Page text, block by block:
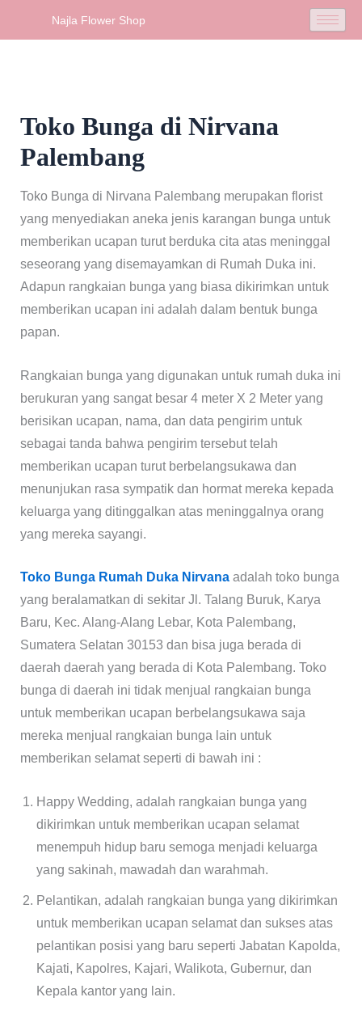
Najla Flower Shop
Toko Bunga di Nirvana
Palembang
Toko Bunga di Nirvana Palembang merupakan florist
yang menyediakan aneka jenis karangan bunga untuk
memberikan ucapan turut berduka cita atas meninggal
seseorang yang disemayamkan di Rumah Duka ini.
Adapun rangkaian bunga yang biasa dikirimkan untuk
memberikan ucapan ini adalah dalam bentuk bunga
papan.
Rangkaian bunga yang digunakan untuk rumah duka ini
berukuran yang sangat besar 4 meter X 2 Meter yang
berisikan ucapan, nama, dan data pengirim untuk
sebagai tanda bahwa pengirim tersebut telah
memberikan ucapan turut berbelangsukawa dan
menunjukan rasa sympatik dan hormat mereka kepada
keluarga yang ditinggalkan atas meninggalnya orang
yang mereka sayangi.
Toko Bunga Rumah Duka Nirvanaadalah toko bunga
yang beralamatkan di sekitar Jl. Talang Buruk, Karya
Baru, Kec. Alang-Alang Lebar, Kota Palembang,
Sumatera Selatan 30153 dan bisa juga berada di
daerah daerah yang berada di Kota Palembang. Toko
bunga di daerah ini tidak menjual rangkaian bunga
untuk memberikan ucapan berbelangsukawa saja
mereka menjual rangkaian bunga lain untuk
memberikan selamat seperti di bawah ini :
Happy Wedding, adalah rangkaian bunga yang
dikirimkan untuk memberikan ucapan selamat
menempuh hidup baru semoga menjadi keluarga
yang sakinah, mawadah dan warahmah.
Pelantikan, adalah rangkaian bunga yang dikirimkan
untuk memberikan ucapan selamat dan sukses atas
pelantikan posisi yang baru seperti Jabatan Kapolda,
Kajati, Kapolres, Kajari, Walikota, Gubernur, dan
Kepala kantor yang lain.